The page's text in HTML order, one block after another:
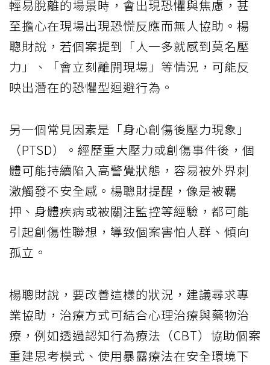
輕易脫離的場景時，會出現恐懼與焦慮，甚
至擔心在現場出現恐慌反應而無人協助。楊
聰財說，若個案提到「人一多就感到莫名壓
力」、「會立刻離開現場」等情況，可能反
映出潛在的恐懼型迴避行為。
另一個常見因素是「身心創傷後壓力現象」
（PTSD）。經歷重大壓力或創傷事件後，個
體可能持續陷入高警覺狀態，容易被外界刺
激觸發不安全感。楊聰財提醒，像是被羈
押、身體疾病或被關注監控等經驗，都可能
引起創傷性聯想，導致個案害怕人群、傾向
孤立。
楊聰財說，要改善這樣的狀況，建議尋求專
業協助，治療方式可結合心理治療與藥物治
療，例如透過認知行為療法（CBT）協助個案
重建思考模式、使用暴露療法在安全環境下